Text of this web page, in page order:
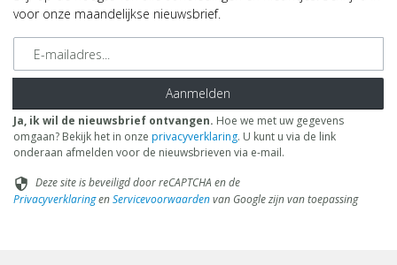
voor onze maandelijkse nieuwsbrief.
E-mailadres
Aanmelden
Ja, ik wil de nieuwsbrief ontvangen. Hoe we met uw gegevens
omgaan? Bekijk het in onze privacyverklaring. U kunt u via de link
onderaan afmelden voor de nieuwsbrieven via e-mail.
security Deze site is beveiligd door reCAPTCHA en de
PrivacyverklaringenServicevoorwaardenvan Google zijn van toepassing